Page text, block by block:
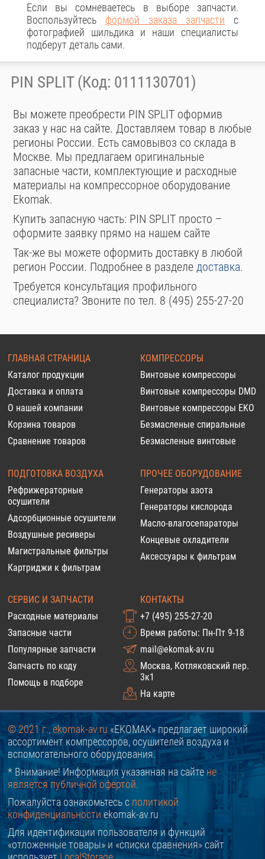
Если вы сомневаетесь в выборе запчасти.
Воспользуйтесь формой заказа запчасти с
фотографией шильдика и наши специалисты
подберут деталь сами.
PIN SPLIT (Код: 0111130701)
Вы можете преобрести PIN SPLIT оформив
заказ у нас на сайте. Доставляем товар в любые
регионы России. Есть самовывоз со склада в
Москве. Мы предлагаем оригинальные
запасные части, комплектующие и расходные
материалы на компрессорное оборудование
Ekomak.
Купить запасную часть: PIN SPLIT просто –
оформите заявку прямо на нашем сайте
Так-же вы можете оформить доставку в любой
регион России. Подробнее в разделедоставка.
Требуется консультация профильного
специалиста? Звоните по тел. 8 (495) 255-27-20
ГЛАВНАЯ СТРАНИЦА
Каталог продукции
Доставка и оплата
О нашей компании
Корзина товаров
Сравнение товаров
КОМПРЕССОРЫ
Винтовые компрессоры
Винтовые компрессоры DMD
Винтовые компрессоры EKO
Безмасленые спиральные
Безмасленые винтовые
ПОДГОТОВКА ВОЗДУХА
Рефрижераторные
осушители
Адсорбционные осушители
Воздушные ресиверы
Магистральные фильтры
Картриджи к фильтрам
ПРОЧЕЕ ОБОРУДОВАНИЕ
Генераторы азота
Генераторы кислорода
Масло-влагосепараторы
Концевые охладители
Аксессуары к фильтрам
СЕРВИС И ЗАПЧАСТИ
Расходные материалы
Запасные части
Популярные запчасти
Запчасть по коду
Помощь в подборе
КОНТАКТЫ
+7 (495) 255-27-20
Время работы: Пн-Пт 9-18
mail@ekomak-av.ru
Москва, Котляковский пер.
3к1
На карте
© 2021 г., ekomak-av.ru «EKOMAK» предлагает широкий
ассортимент компрессоров, осушителей воздуха и
вспомогательного оборудования.
* Внимание! Информация указанная на сайтене
является публичной офертой.
Пожалуйста ознакомьтесь с политикой
конфиденциальности ekomak-av.ru
Для идентификации пользователя и функций
«отложенные товары» и «списки сравнения» сайт